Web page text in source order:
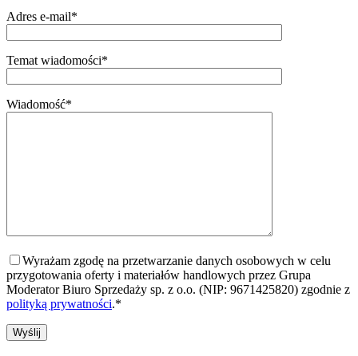
Adres e-mail*
Temat wiadomości*
Wiadomość*
Wyrażam zgodę na przetwarzanie danych osobowych w celu
przygotowania oferty i materiałów handlowych przez Grupa
Moderator Biuro Sprzedaży sp. z o.o. (NIP: 9671425820) zgodnie z
polityką prywatności.*